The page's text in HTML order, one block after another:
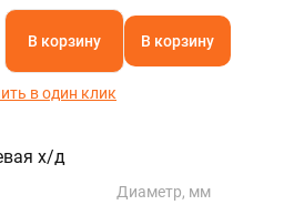
В корзину В корзину
в один клик
х/д
Диаметр, мм